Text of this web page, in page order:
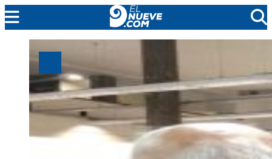
CADA DÍA
ARGENTINA
NOTICIERO 9
PROTAGONISTAS
EL NUEVE STREAMS